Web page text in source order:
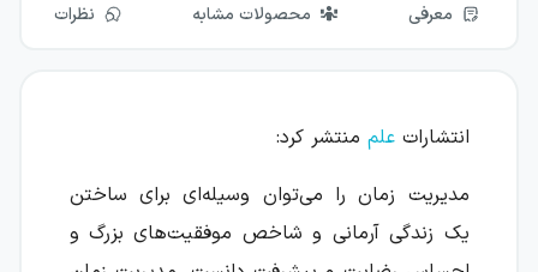
معرفی محصولات مشابه نظرات
انتشاراتعلم منتشر کرد:
مدیریت زمان را می‌توان وسیله‌ای برای ساختن
یک زندگی آرمانی و شاخص موفقیت‌های بزرگ و